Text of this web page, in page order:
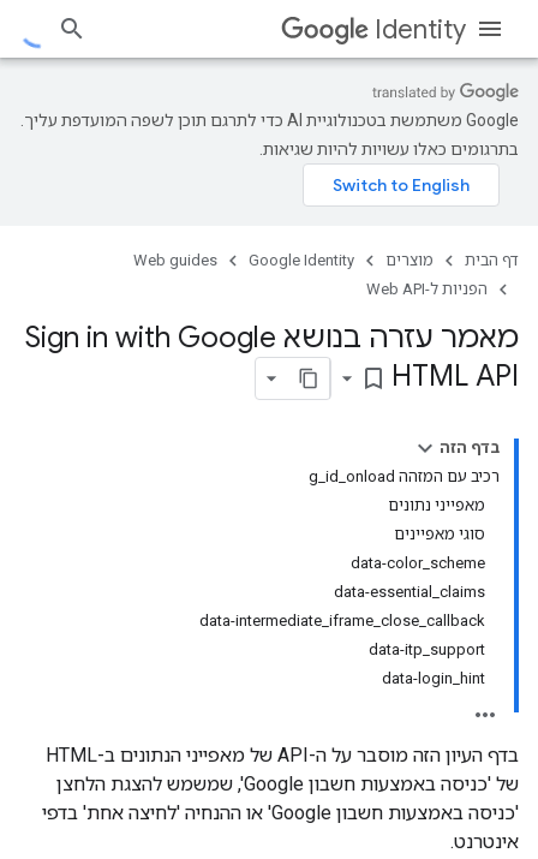
Identity
‫Google משתמשת בטכנולוגיית AI כדי לתרגם תוכן לשפה המועדפת עליך.
בתרגומים כאלו עשויות להיות שגיאות.
דף הבית מוצרים Google Identity
Web guides
הפניות ל-Web API
מאמר עזרה בנושא Sign in with Google
HTML API
bookmark_border
בדף הזה
רכיב עם המזהה g_id_onload
מאפייני נתונים
סוגי מאפיינים
data-color_scheme
data-essential_claims
data-intermediate_iframe_close_callback
data-itp_support
data-login_hint
בדף העיון הזה מוסבר על ה-API של מאפייני הנתונים ב-HTML
של 'כניסה באמצעות חשבון Google', שמשמש להצגת הלחצן
'כניסה באמצעות חשבון Google' או ההנחיה 'לחיצה אחת' בדפי
אינטרנט.